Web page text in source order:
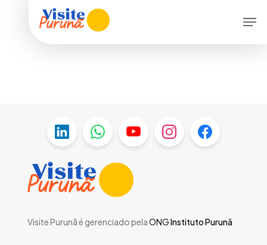
Visite Purunã é gerenciado pelaONGInstituto Purunã